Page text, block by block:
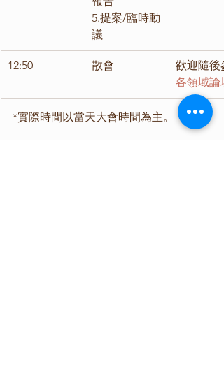
5.提案/臨時動
議
12:50 散會
歡迎隨後
各領域論
*實際時間以當天大會時間為主。